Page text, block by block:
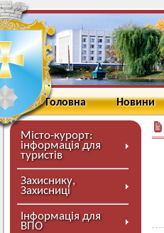
Головна Новини
Місто-курорт:
інформація для
туристів
Захиснику,
Захисниці
Інформація для
ВПО